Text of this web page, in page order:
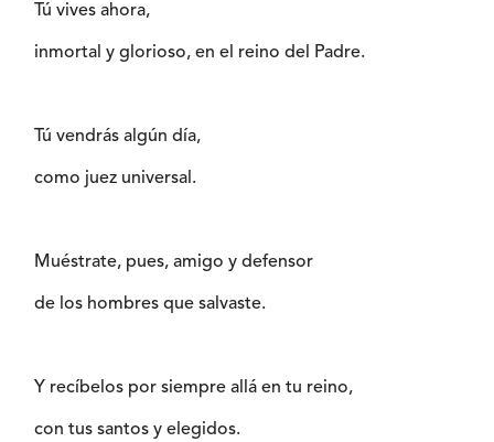
Tú vives ahora,
inmortal y glorioso, en el reino del Padre.
Tú vendrás algún día,
como juez universal.
Muéstrate, pues, amigo y defensor
de los hombres que salvaste.
Y recíbelos por siempre allá en tu reino,
con tus santos y elegidos.